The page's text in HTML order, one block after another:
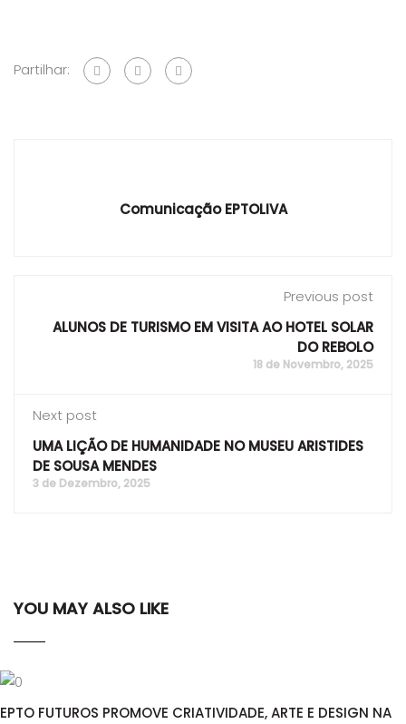
Partilhar:
Comunicação EPTOLIVA
Previous post
ALUNOS DE TURISMO EM VISITA AO HOTEL SOLAR
DO REBOLO
18 de Novembro, 2025
Next post
UMA LIÇÃO DE HUMANIDADE NO MUSEU ARISTIDES
DE SOUSA MENDES
3 de Dezembro, 2025
YOU MAY ALSO LIKE
EPTO FUTUROS PROMOVE CRIATIVIDADE, ARTE E DESIGN NA